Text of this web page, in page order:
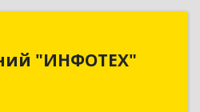
"ИНФОТЕХ"
Жуковский г, Чкалова